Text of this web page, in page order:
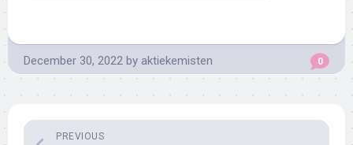
December 30, 2022 by aktiekemisten 0
PREVIOUS